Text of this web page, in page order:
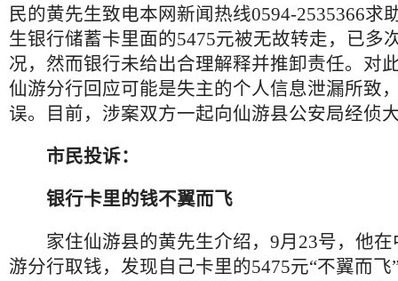
民的黄先生致电本网新闻热线0594-2535366求
生银行储蓄卡里面的5475元被无故转走，已多
况，然而银行未给出合理解释并推卸责任。对
仙游分行回应可能是失主的个人信息泄漏所致
误。目前，涉案双方一起向仙游县公安局经侦
市民投诉：
银行卡里的钱不翼而飞
家住仙游县的黄先生介绍，9月23号，他在
游分行取钱，发现自己卡里的5475元“不翼而飞